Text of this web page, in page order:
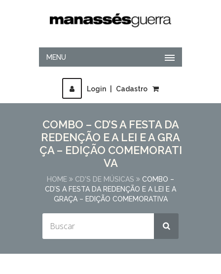
MENU
Login Cadastro
COMBO – CD’S A FESTA DA
REDENÇÃO E A LEI E A GRA
ÇA – EDIÇÃO COMEMORATI
VA
HOME CD'S DE MÚSICAS
COMBO –
CD’S A FESTA DA REDENÇÃO E A LEI E A
GRAÇA – EDIÇÃO COMEMORATIVA